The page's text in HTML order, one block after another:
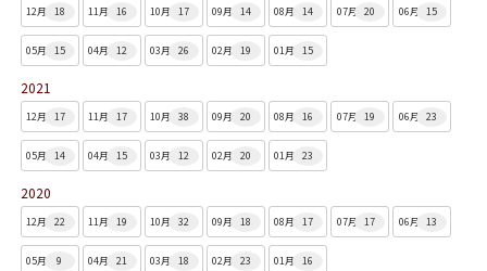
12月 18 11月 16 10月 17 09月 14 08月 14 07月 20 06月 15
05月 15 04月 12 03月 26 02月 19 01月 15
2021
12月 17 11月 17 10月 38 09月 20 08月 16 07月 19 06月 23
05月 14 04月 15 03月 12 02月 20 01月 23
2020
12月 22 11月 19 10月 32 09月 18 08月 17 07月 17 06月 13
05月 9 04月 21 03月 18 02月 23 01月 16